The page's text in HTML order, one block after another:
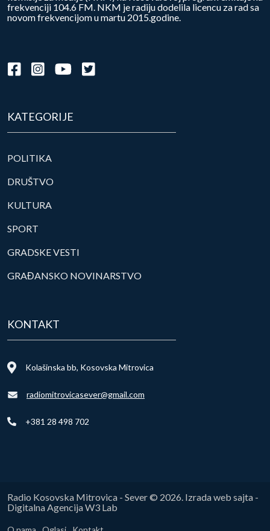
frekvenciji 104.6 FM. NKM je radiju dodelila licencu za rad sa
novom frekvencijom u martu 2015.godine.
KATEGORIJE
POLITIKA
DRUŠTVO
KULTURA
SPORT
GRADSKE VESTI
GRAĐANSKO NOVINARSTVO
KONTAKT
Kolašinska bb, Kosovska Mitrovica
radiomitrovicasever@gmail.com
+381 28 498 702
Radio Kosovska Mitrovica - Sever © 2026. Izrada web sajta -
Digitalna Agencija W3 Lab